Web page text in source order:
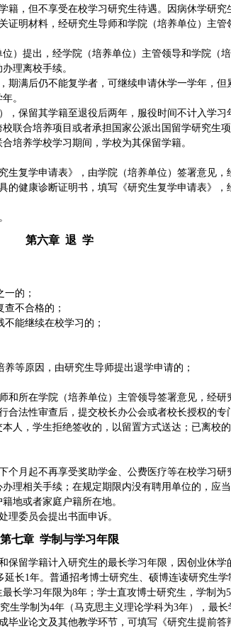
，但不享受在校学习研究生待遇。因病休学研究
明材料，经研究生导师和学院（培养单位）主
）提出，经学院（培养单位）主管领导和学院（
理离校手续。
满后仍不能复学者，可继续申请休学一学年，
。
保留其学籍至退役后两年，服役时间不计入学习
联合培养项目或者承担国家公派出国留学研究生
培养学校学习期间，学校为其保留学籍。
复学申请表》，由学院（培养单位）签署意见，
健康诊断证明书，填写《研究生复学申请表》
第六章 退 学
的；
不合格的；
能继续在校学习的；
等原因，由研究生导师提出退学申请的；
所在学院（培养单位）主管领导签署意见，经研
法性审查后，提交校长办公会或者校长授权的专
人，学生拒绝签收的，以留置方式送达；已离校
月起不再享受奖助学金、公费医疗等在校学习研
理相关手续；在规定期限内没有聘用单位的，应当
地或者家庭户籍所在地。
理委员会提出书面申诉。
第七章 学制与学习年限
留学籍计入研究生的最长学习年限，因创业休学
延长1年。普通招考博士研究生、硕博连读研究生学
长学习年限为8年；学士直攻博士研究生，学制为5
生学制为4年（马克思主义理论学科为3年），最长
业论文及其他教学环节，可填写《研究生提前